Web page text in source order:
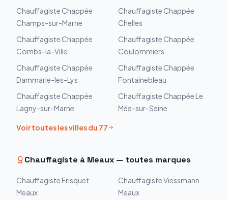
Chauffagiste Chappée
Champs-sur-Marne
Chauffagiste Chappée
Chelles
Chauffagiste Chappée
Combs-la-Ville
Chauffagiste Chappée
Coulommiers
Chauffagiste Chappée
Dammarie-les-Lys
Chauffagiste Chappée
Fontainebleau
Chauffagiste Chappée
Lagny-sur-Marne
Chauffagiste Chappée Le
Mée-sur-Seine
Voir toutes les villes du 77
Chauffagiste à Meaux — toutes marques
Chauffagiste Frisquet
Meaux
ChauffagisteViessmann
Meaux